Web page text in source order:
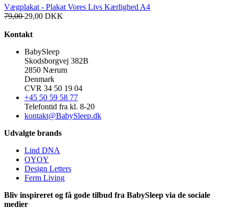
Vægplakat - Plakat Vores Livs Kærlighed A4
79,0029,00 DKK
Kontakt
BabySleep
Skodsborgvej 382B
2850 Nærum
Denmark
CVR 34 50 19 04
+45 50 59 58 77
Telefontid fra kl. 8-20
kontakt@BabySleep.dk
Udvalgte brands
Lind DNA
OYOY
Design Letters
Ferm Living
Bliv inspireret og få gode tilbud fra BabySleep via de sociale
medier